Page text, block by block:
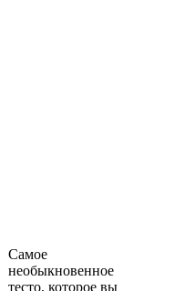
Самое
необыкновенное
тесто, которое вы